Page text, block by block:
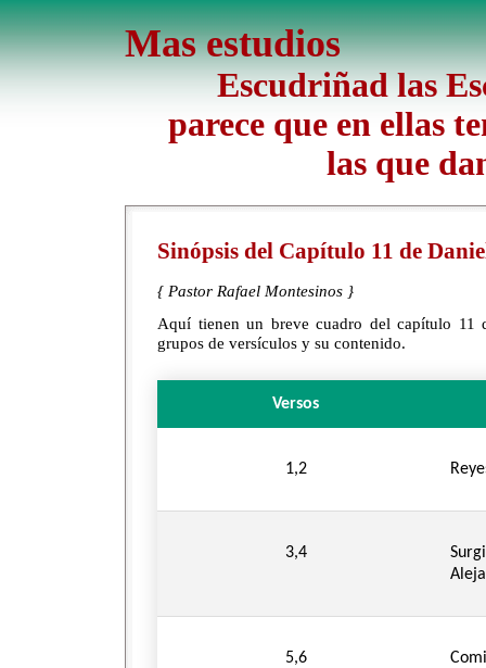
Mas estudios
Escudriñad las
parece que en ellas
las que
Sinópsis del Capítulo 11 de
{ Pastor Rafael Montesinos }
Aquí tienen un breve cuadro del capítulo 11
grupos de versículos y su contenido.
Versos
1,2
3,4
5,6